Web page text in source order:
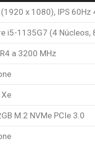
(1920 x 1080), IPS 60Hz
i5-1135G7 (4 Núcleos,
a 3200 MHz
M.2 NVMe PCIe 3.0